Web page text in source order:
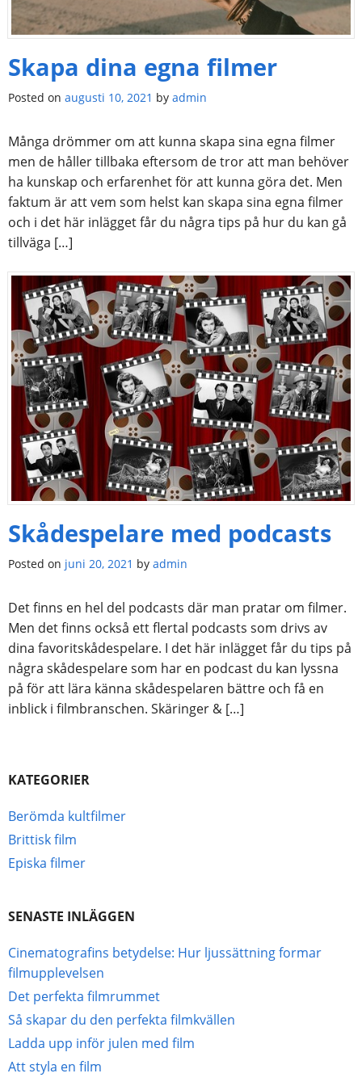
Skapa dina egna filmer
Posted on augusti 10, 2021 by admin
Många drömmer om att kunna skapa sina egna filmer
men de håller tillbaka eftersom de tror att man behöver
ha kunskap och erfarenhet för att kunna göra det. Men
faktum är att vem som helst kan skapa sina egna filmer
och i det här inlägget får du några tips på hur du kan gå
tillväga […]
Skådespelare med podcasts
Posted on juni 20, 2021 by admin
Det finns en hel del podcasts där man pratar om filmer.
Men det finns också ett flertal podcasts som drivs av
dina favoritskådespelare. I det här inlägget får du tips på
några skådespelare som har en podcast du kan lyssna
på för att lära känna skådespelaren bättre och få en
inblick i filmbranschen. Skäringer & […]
KATEGORIER
Berömda kultfilmer
Brittisk film
Episka filmer
SENASTE INLÄGGEN
Cinematografins betydelse: Hur ljussättning formar
filmupplevelsen
Det perfekta filmrummet
Så skapar du den perfekta filmkvällen
Ladda upp inför julen med film
Att styla en film